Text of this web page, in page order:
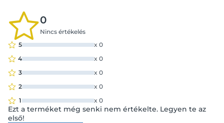
0
Nincs értékelés
5
x 0
4
x 0
3
x 0
2
x 0
1
x 0
Ezt a terméket még senki nem értékelte. Legyen te az
első!